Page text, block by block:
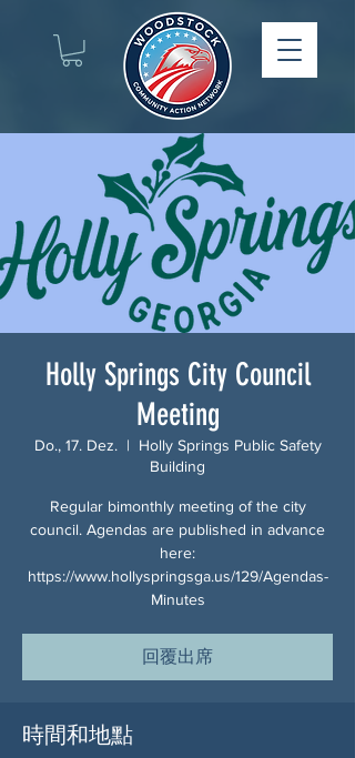
Holly Springs City Council
Meeting
Do., 17. Dez.
  |
Holly Springs Public Safety
Building
Regular bimonthly meeting of the city
council. Agendas are published in advance
here:
https://www.hollyspringsga.us/129/Agendas-
Minutes
回覆出席
時間和地點